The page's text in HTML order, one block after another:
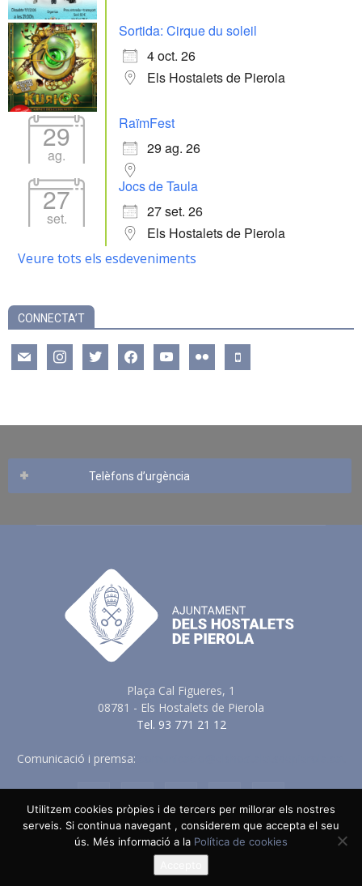
Sortida: Cirque du soleil
4 oct. 26
Els Hostalets de Pierola
29
ag.
RaïmFest
29 ag. 26
27
set.
Jocs de Taula
27 set. 26
Els Hostalets de Pierola
Veure tots els esdeveniments
CONNECTA’T
mail instagramtwitter facebookyoutube flickr mobile
Telèfons d’urgència
Plaça Cal Figueres, 1
08781 - Els Hostalets de Pierola
Tel. 93 771 21 12
Comunicació i premsa:
Avis Legal Política de Privacitat
Política de Cookies
Política en vers a les Xarxes Socials
Utilitzem cookies pròpies i de tercers per millorar els nostres
serveis. Si continua navegant , considerem que accepta el seu
ús. Més informació a la Política de cookies